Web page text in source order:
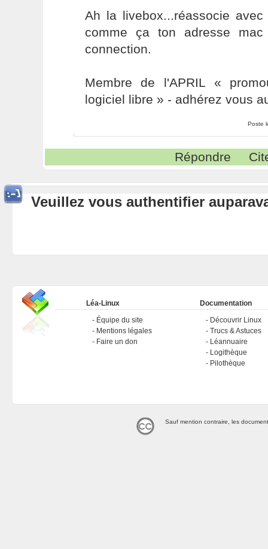
Ah la livebox...réassocie
comme ça ton adresse
connection.
Membre de l'APRIL «
logiciel libre » - adhérez vous
Poste
Répondre
Veuillez vous authentifier
Léa-Linux
Équipe du site
Mentions légales
Faire un don
Documentation
Découvrir Linux
Trucs & Astuces
Léannuaire
Logithèque
Pilothèque
Sauf mention contraire, les